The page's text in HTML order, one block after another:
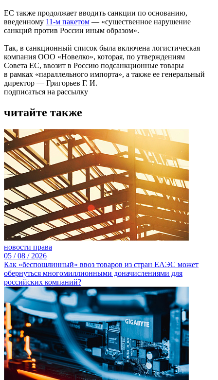
ЕС также продолжает вводить санкции по основанию,
введенному 11-м пакетом — «существенное нарушение
санкций против России иным образом».
Так, в санкционный список была включена логистическая
компания ООО «Новелко», которая, по утверждениям
Совета ЕС, ввозит в Россию подсанкционные товары
в рамках «параллельного импорта», а также ее генеральный
директор — Григорьев Г. И.
подписаться на рассылку
читайте также
новости права
05 /08 / 2026
Как «беспошлинный» ввоз товаров из стран ЕАЭС может
обернуться многомиллионными доначислениями для
российских компаний?